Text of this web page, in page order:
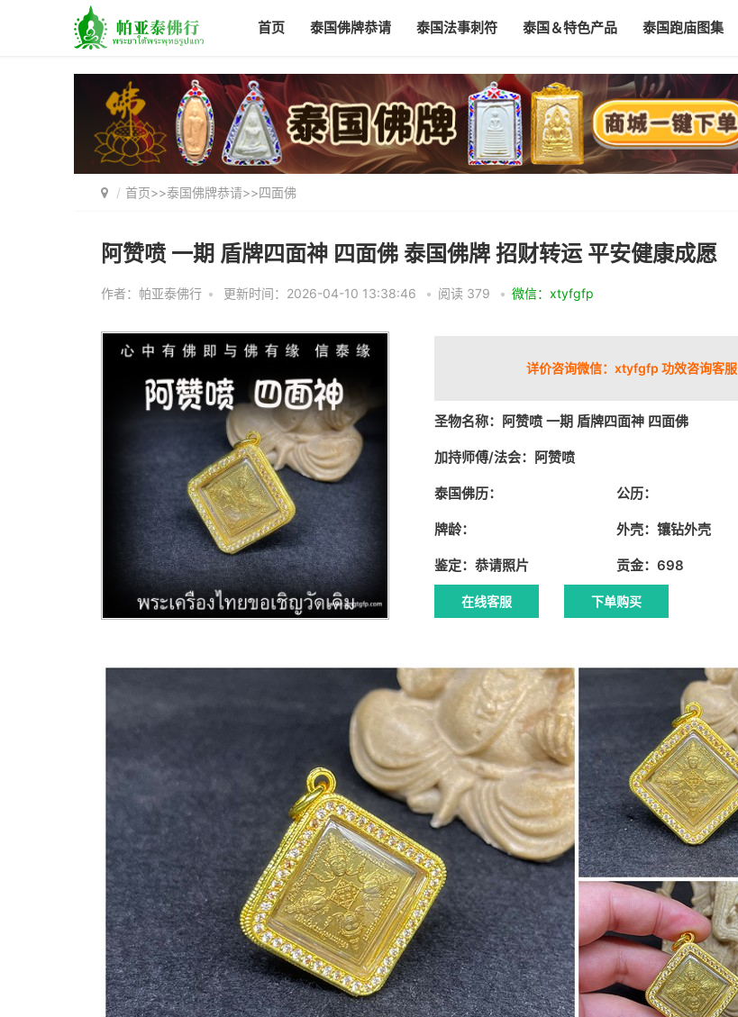
首页 泰国佛牌恭请 泰国法事刺符 泰国＆特色产品 泰国跑庙图集
首页>>泰国佛牌恭请>>四面佛
阿赞喷 一期 盾牌四面神 四面佛 泰国佛牌 招财转运 平安健康成愿
作者： 帕亚泰佛行 • 更新时间：2026-04-10 13:38:46 • 阅读 379 • 微信：xtyfgfp
详价咨询微信：xtyfgfp 功效咨询客服
圣物名称：阿赞喷 一期 盾牌四面神 四面佛
加持师傅/法会：阿赞喷
泰国佛历： 公历：
牌龄： 外壳：镶钻外壳
鉴定：恭请照片 贡金：698
在线客服 下单购买